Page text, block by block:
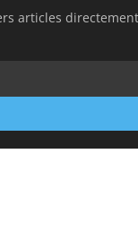
articles directement